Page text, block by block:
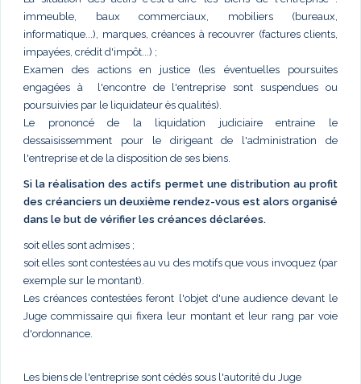
immeuble, baux commerciaux, mobiliers (bureaux,
informatique...), marques, créances à recouvrer (factures clients,
impayées, crédit d'impôt...) ;
Examen des actions en justice (les éventuelles poursuites
engagées à l'encontre de l'entreprise sont suspendues ou
poursuivies par le liquidateur ès qualités).
Le prononcé de la liquidation judiciaire entraine le
dessaisissemment pour le dirigeant de l'administration de
l'entreprise et de la disposition de ses biens.
Si la réalisation des actifs permet une distribution au profit
des créanciers un deuxième rendez-vous est alors organisé
dans le but de vérifier les créances déclarées.
soit elles sont admises ;
soit elles sont contestées au vu des motifs que vous invoquez (par
exemple sur le montant).
Les créances contestées feront l'objet d'une audience devant le
Juge commissaire qui fixera leur montant et leur rang par voie
d'ordonnance.
Les biens de l'entreprise sont cédés sous l'autorité du Juge